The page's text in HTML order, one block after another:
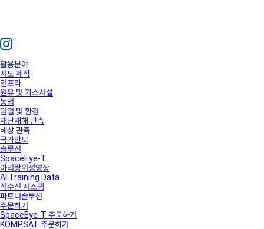
활용분야
지도 제작
인프라
원유 및 가스시설
농업
임업 및 환경
재난재해 관측
해상 관측
국가안보
솔루션
SpaceEye-T
아리랑위성영상
AI Training Data
직수신 시스템
파트너솔루션
주문하기
SpaceEye-T 주문하기
KOMPSAT 주문하기